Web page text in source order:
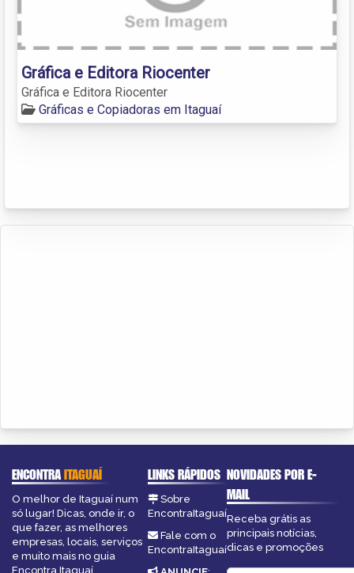
Gráfica e Editora Riocenter
Gráfica e Editora Riocenter
Gráficas e Copiadoras em Itaguaí
ENCONTRAITAGUAÍ
O melhor de Itaguaí num
só lugar! Dicas, onde ir, o
que fazer, as melhores
empresas, locais, serviços
e muito mais no guia
Encontra Itaguaí.
LINKS RÁPIDOS
Sobre
EncontraItaguaí
Fale com o
EncontraItaguaí
NOVIDADES POR E-
MAIL
Receba grátis as
principais notícias,
dicas e promoções